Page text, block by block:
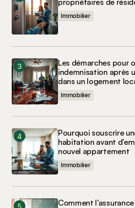
propriétaires de
Immobilier
Les démarches pour
indemnisation après
dans un logement
Immobilier
Pourquoi souscrire
habitation avant
nouvel appartement
Immobilier
Comment